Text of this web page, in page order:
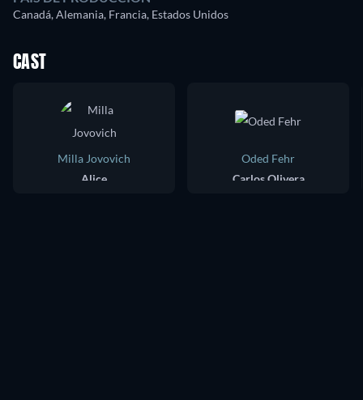
Canadá, Alemania, Francia, Estados Unidos
CAST
Milla Jovovich
Alice
Oded Fehr
Carlos Olivera